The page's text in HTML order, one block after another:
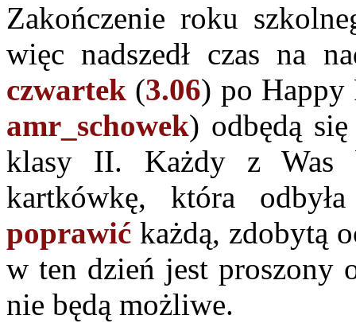
Zakończenie roku
więc nadszedł czas na
czwartek (3.06) po Happy
amr_schowek) odbędą
klasy II. Każdy z Was
kartkówkę, która
poprawić każdą, zdobytą
w ten dzień jest proszony
nie będą możliwe.